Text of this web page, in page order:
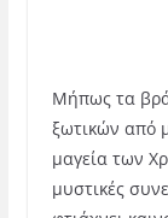
Μήπως τα
ξωτικών από
μαγεία των
μυστικές